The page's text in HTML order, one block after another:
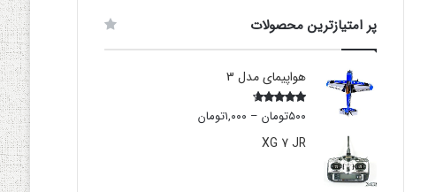
پر امتیازترین محصولات
هواپیمای مدل 3
Rated
4.00
of 5
۵۰۰تومان – ۱,۰۰۰تومان
XG 7 JR